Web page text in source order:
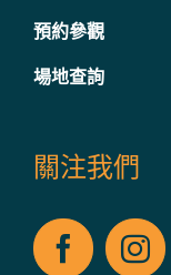
預約參觀
場地查詢
關注我們